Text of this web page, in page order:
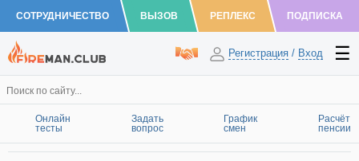
СОТРУДНИЧЕСТВО ВЫЗОВ РЕПЛЕКС ПОДПИСКА
Регистрация / Вход
Онлайн
тесты
Задать
вопрос
График
смен
Расчёт
пенсии